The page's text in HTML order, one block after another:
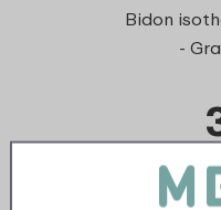
Bidon
-
Regarder